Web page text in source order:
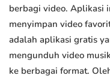
berbagi video. Aplikasi
menyimpan video
adalah aplikasi gratis
mengunduh video
ke berbagai format.